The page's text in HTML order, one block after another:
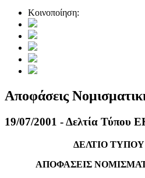
Κοινοποίηση:
Αποφάσεις
19/07/2001 - Δελτία Τύπου
ΔΕΛΤΙΟ
ΑΠΟΦΑΣΕΙΣ